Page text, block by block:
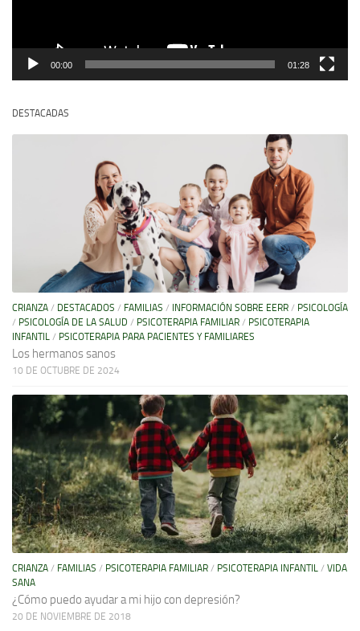
00:00 01:28
DESTACADAS
CRIANZA / DESTACADOS / FAMILIAS / INFORMACIÓN SOBRE EERR / PSICOLOGÍA
/ PSICOLOGÍA DE LA SALUD / PSICOTERAPIA FAMILIAR / PSICOTERAPIA
INFANTIL / PSICOTERAPIA PARA PACIENTES Y FAMILIARES
Los hermanos sanos
10 DE OCTUBRE DE 2024
CRIANZA / FAMILIAS / PSICOTERAPIA FAMILIAR / PSICOTERAPIA INFANTIL / VIDA
SANA
¿Cómo puedo ayudar a mi hijo con depresión?
20 DE NOVIEMBRE DE 2018